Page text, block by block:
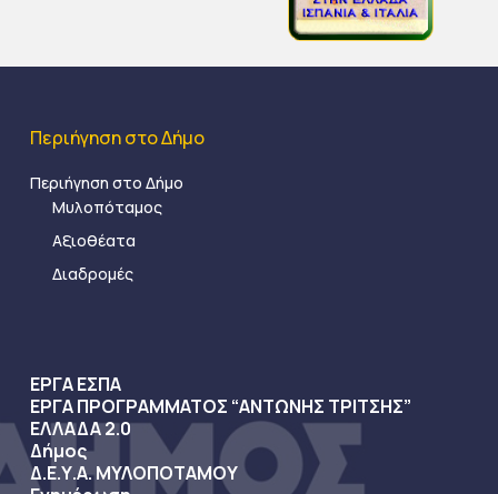
Περιήγηση στο Δήμο
Περιήγηση στο Δήμο
Μυλοπόταμος
Αξιοθέατα
Διαδρομές
ΕΡΓΑ ΕΣΠΑ
ΕΡΓΑ ΠΡΟΓΡΑΜΜΑΤΟΣ “ΑΝΤΩΝΗΣ ΤΡΙΤΣΗΣ”
ΕΛΛΑΔΑ 2.0
Δήμος
Δ.Ε.Υ.Α. ΜΥΛΟΠΟΤΑΜΟΥ